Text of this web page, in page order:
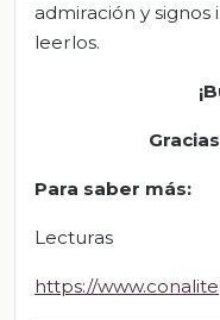
admiración y
leerlos.
Para saber más:
Lecturas
https://